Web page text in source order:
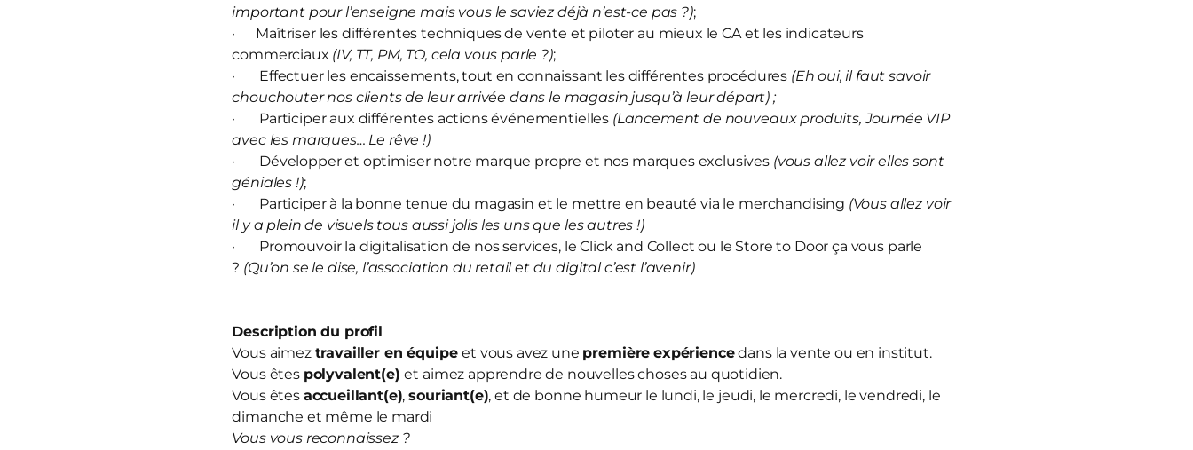
important pour l’enseigne mais vous le saviez déjà n’est-ce pas ?);
· Maîtriser les différentes techniques de vente et piloter au mieux le CA et les indicateurs
commerciaux (IV, TT, PM, TO, cela vous parle ?);
· Effectuer les encaissements, tout en connaissant les différentes procédures (Eh oui, il faut savoir
chouchouter nos clients de leur arrivée dans le magasin jusqu’à leur départ) ;
· Participer aux différentes actions événementielles (Lancement de nouveaux produits, Journée VIP
avec les marques… Le rêve !)
· Développer et optimiser notre marque propre et nos marques exclusives (vous allez voir elles sont
géniales !);
· Participer à la bonne tenue du magasin et le mettre en beauté via le merchandising (Vous allez voir
il y a plein de visuels tous aussi jolis les uns que les autres !)
· Promouvoir la digitalisation de nos services, le Click and Collect ou le Store to Door ça vous parle
? (Qu’on se le dise, l’association du retail et du digital c’est l’avenir)
Description du profil
Vous aimez travailler en équipeet vous avez une première expériencedans la vente ou en institut.
Vous êtes polyvalent(e)et aimez apprendre de nouvelles choses au quotidien.
Vous êtes accueillant(e),souriant(e), et de bonne humeur le lundi, le jeudi, le mercredi, le vendredi, le
dimanche et même le mardi
Vous vous reconnaissez ?